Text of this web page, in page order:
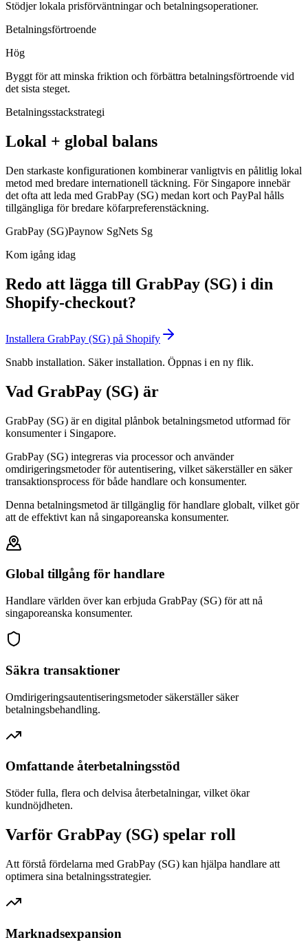
Stödjer lokala prisförväntningar och betalningsoperationer.
Betalningsförtroende
Hög
Byggt för att minska friktion och förbättra betalningsförtroende vid
det sista steget.
Betalningsstackstrategi
Lokal + global balans
Den starkaste konfigurationen kombinerar vanligtvis en pålitlig lokal
metod med bredare internationell täckning. För Singapore innebär
det ofta att leda med GrabPay (SG) medan kort och PayPal hålls
tillgängliga för bredare köfarpreferenstäckning.
GrabPay (SG)Paynow SgNets Sg
Kom igång idag
Redo att lägga till GrabPay (SG) i din
Shopify-checkout?
Installera GrabPay (SG) på Shopify
Snabb installation. Säker installation. Öppnas i en ny flik.
Vad GrabPay (SG) är
GrabPay (SG) är en digital plånbok betalningsmetod utformad för
konsumenter i Singapore.
GrabPay (SG) integreras via processor och använder
omdirigeringsmetoder för autentisering, vilket säkerställer en säker
transaktionsprocess för både handlare och konsumenter.
Denna betalningsmetod är tillgänglig för handlare globalt, vilket gör
att de effektivt kan nå singaporeanska konsumenter.
Global tillgång för handlare
Handlare världen över kan erbjuda GrabPay (SG) för att nå
singaporeanska konsumenter.
Säkra transaktioner
Omdirigeringsautentiseringsmetoder säkerställer säker
betalningsbehandling.
Omfattande återbetalningsstöd
Stöder fulla, flera och delvisa återbetalningar, vilket ökar
kundnöjdheten.
Varför GrabPay (SG) spelar roll
Att förstå fördelarna med GrabPay (SG) kan hjälpa handlare att
optimera sina betalningsstrategier.
Marknadsexpansion